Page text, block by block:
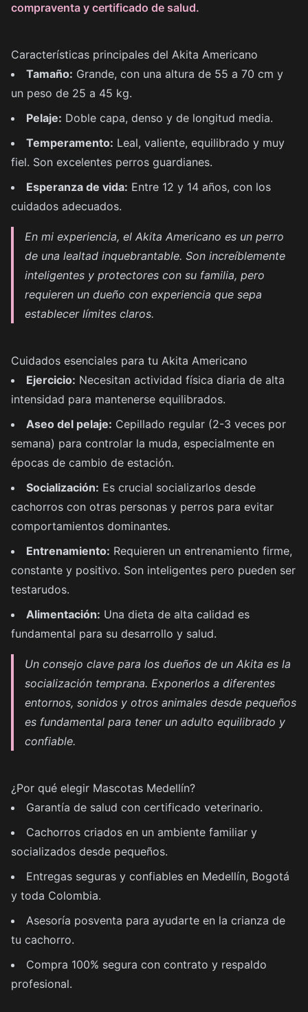
compraventa y certificado de salud.
Características principales del Akita Americano
Tamaño: Grande, con una altura de 55 a 70 cm y
un peso de 25 a 45 kg.
Pelaje: Doble capa, denso y de longitud media.
Temperamento: Leal, valiente, equilibrado y muy
fiel. Son excelentes perros guardianes.
Esperanza de vida: Entre 12 y 14 años, con los
cuidados adecuados.
En mi experiencia, el Akita Americano es un perro
de una lealtad inquebrantable. Son increíblemente
inteligentes y protectores con su familia, pero
requieren un dueño con experiencia que sepa
establecer límites claros.
Cuidados esenciales para tu Akita Americano
Ejercicio: Necesitan actividad física diaria de alta
intensidad para mantenerse equilibrados.
Aseo del pelaje: Cepillado regular (2-3 veces por
semana) para controlar la muda, especialmente en
épocas de cambio de estación.
Socialización: Es crucial socializarlos desde
cachorros con otras personas y perros para evitar
comportamientos dominantes.
Entrenamiento: Requieren un entrenamiento firme,
constante y positivo. Son inteligentes pero pueden ser
testarudos.
Alimentación: Una dieta de alta calidad es
fundamental para su desarrollo y salud.
Un consejo clave para los dueños de un Akita es la
socialización temprana. Exponerlos a diferentes
entornos, sonidos y otros animales desde pequeños
es fundamental para tener un adulto equilibrado y
confiable.
¿Por qué elegir Mascotas Medellín?
Garantía de salud con certificado veterinario.
Cachorros criados en un ambiente familiar y
socializados desde pequeños.
Entregas seguras y confiables en Medellín, Bogotá
y toda Colombia.
Asesoría posventa para ayudarte en la crianza de
tu cachorro.
Compra 100% segura con contrato y respaldo
profesional.